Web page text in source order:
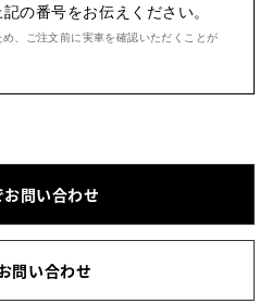
の番号をお伝えください。
、ご注文前に実車を確認いただくことが
問い合わせ
問い合わせ